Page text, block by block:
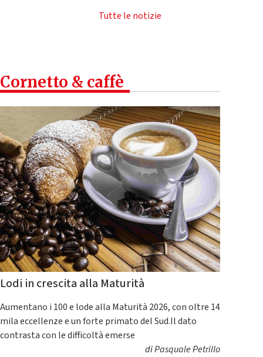
Tutte le notizie
Cornetto & caffè
Lodi in crescita alla Maturità
Aumentano i 100 e lode alla Maturità 2026, con oltre 14
mila eccellenze e un forte primato del Sud.Il dato
contrasta con le difficoltà emerse
diPasquale Petrillo